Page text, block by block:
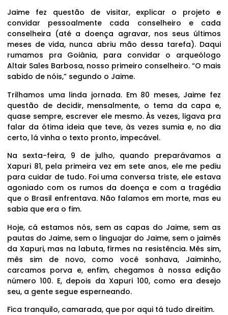
Jaime fez questão de visitar, explicar o projeto e
convidar pessoalmente cada conselheiro e cada
conselheira (até a doença agravar, nos seus últimos
meses de vida, nunca abriu mão dessa tarefa). Daqui
rumamos pra Goiânia, para convidar o arqueólogo
Altair Sales Barbosa, nosso primeiro conselheiro. “O mais
sabido de nóis,” segundo o Jaime.
Trilhamos uma linda jornada. Em 80 meses, Jaime fez
questão de decidir, mensalmente, o tema da capa e,
quase sempre, escrever ele mesmo. Às vezes, ligava pra
falar da ótima ideia que teve, às vezes sumia e, no dia
certo, lá vinha o texto pronto, impecável.
Na sexta-feira, 9 de julho, quando preparávamos a
Xapuri 81, pela primeira vez em sete anos, ele me pediu
para cuidar de tudo. Foi uma conversa triste, ele estava
agoniado com os rumos da doença e com a tragédia
que o Brasil enfrentava. Não falamos em morte, mas eu
sabia que era o fim.
Hoje, cá estamos nós, sem as capas do Jaime, sem as
pautas do Jaime, sem o linguajar do Jaime, sem o jaimês
da Xapuri, mas na labuta, firmes na resistência. Mês sim,
mês sim de novo, como você sonhava, Jaiminho,
carcamos porva e, enfim, chegamos à nossa edição
número 100. E, depois da Xapuri 100, como era desejo
seu, a gente segue esperneando.
Fica tranquilo, camarada, que por aqui tá tudo direitim.